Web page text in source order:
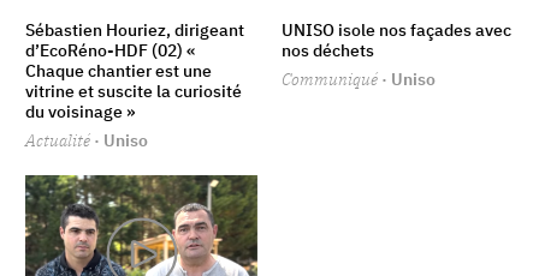
Sébastien Houriez, dirigeant
d’EcoRéno-HDF (02) «
Chaque chantier est une
vitrine et suscite la curiosité
du voisinage »
Actualité · Uniso
UNISO isole nos façades avec
nos déchets
Communiqué · Uniso